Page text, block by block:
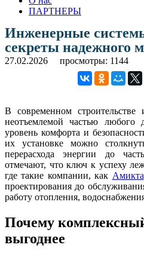
ПАРТНЕРЫ
Инженерные
секреты надежного
27.02.2026 просмотры: 1144
В современном
неотъемлемой частью любого
уровень комфорта и
их установке можно
перерасхода энергии до
отмечают, что ключ к успеху
где такие компании, как Амикта
проектирования до
работу отопления,
Почему
выгоднее